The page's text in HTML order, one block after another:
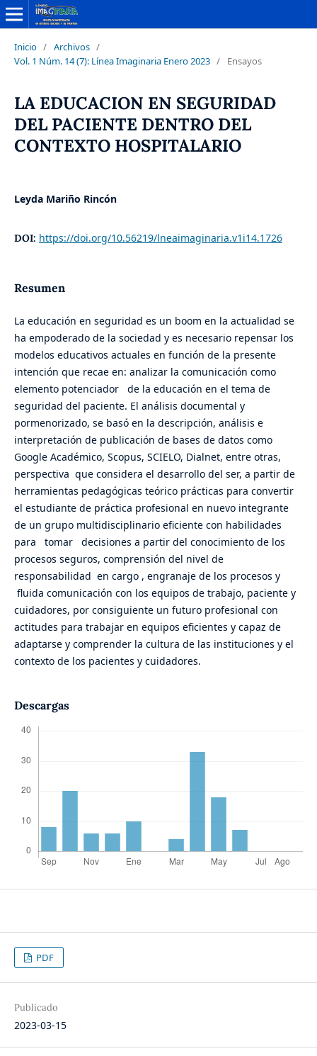
Inicio / Archivos /
Vol. 1 Núm. 14 (7): Línea Imaginaria Enero 2023 / Ensayos
LA EDUCACION EN SEGURIDAD
DEL PACIENTE DENTRO DEL
CONTEXTO HOSPITALARIO
Leyda Mariño Rincón
DOI: https://doi.org/10.56219/lneaimaginaria.v1i14.1726
Resumen
La educación en seguridad es un boom en la actualidad se
ha empoderado de la sociedad y es necesario repensar los
modelos educativos actuales en función de la presente
intención que recae en: analizar la comunicación como
elemento potenciador de la educación en el tema de
seguridad del paciente. El análisis documental y
pormenorizado, se basó en la descripción, análisis e
interpretación de publicación de bases de datos como
Google Académico, Scopus, SCIELO, Dialnet, entre otras,
perspectiva que considera el desarrollo del ser, a partir de
herramientas pedagógicas teórico prácticas para convertir
el estudiante de práctica profesional en nuevo integrante
de un grupo multidisciplinario eficiente con habilidades
para tomar decisiones a partir del conocimiento de los
procesos seguros, comprensión del nivel de
responsabilidad en cargo , engranaje de los procesos y
fluida comunicación con los equipos de trabajo, paciente y
cuidadores, por consiguiente un futuro profesional con
actitudes para trabajar en equipos eficientes y capaz de
adaptarse y comprender la cultura de las instituciones y el
contexto de los pacientes y cuidadores.
Descargas
PDF
Publicado
2023-03-15